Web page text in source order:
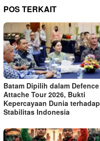
POS TERKAIT
Batam Dipilih dalam Defence
Attache Tour 2026, Bukti
Kepercayaan Dunia terhadap
Stabilitas Indonesia